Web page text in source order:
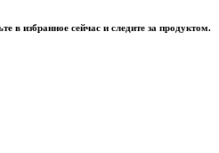
в избранное сейчас и следите за продуктом.